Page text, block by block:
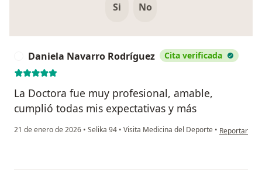
Si No
Daniela Navarro Rodríguez Cita verificada
La Doctora fue muy profesional, amable,
cumplió todas mis expectativas y más
21 de enero de 2026 • Selika 94 • Visita Medicina del Deporte • en opinión
Reportar